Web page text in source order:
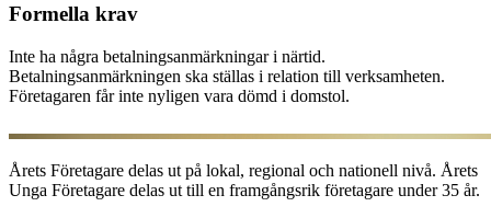
Formella krav
Inte ha några betalningsanmärkningar i närtid.
Betalningsanmärkningen ska ställas i relation till verksamheten.
Företagaren får inte nyligen vara dömd i domstol.
Årets Företagare delas ut på lokal, regional och nationell nivå. Årets
Unga Företagare delas ut till en framgångsrik företagare under 35 år.